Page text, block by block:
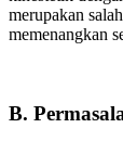
merupakan
memenangkan
B.